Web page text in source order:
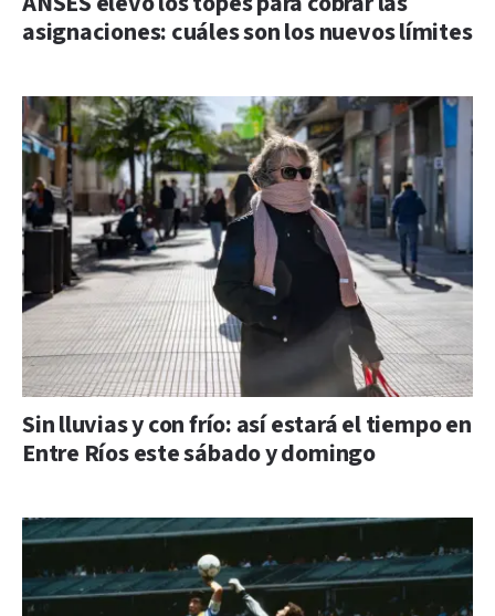
asignaciones: cuáles son los nuevos límites
Sin lluvias y con frío: así estará el tiempo en
Entre Ríos este sábado y domingo